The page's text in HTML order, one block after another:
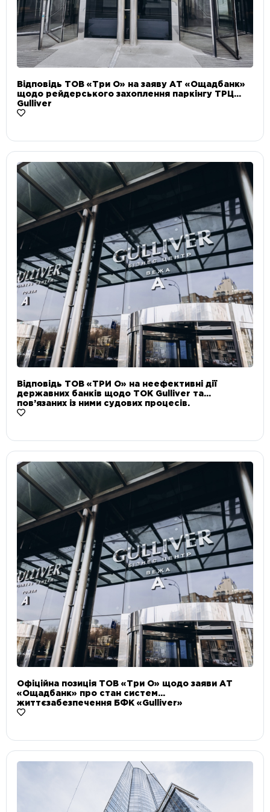
Відповідь ТОВ «Три О» на заяву АТ «Ощадбанк»
щодо рейдерського захоплення паркінгу ТРЦ
Gulliver
Відповідь ТОВ «ТРИ О» на неефективні дії
державних банків щодо ТОК Gulliver та
пов’язаних із ними судових процесів.
Офіційна позиція ТОВ «Три О» щодо заяви АТ
«Ощадбанк» про стан систем
життєзабезпечення БФК «Gulliver»